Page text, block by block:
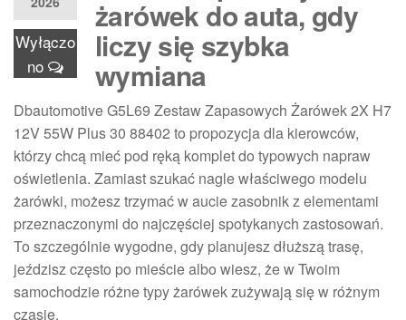
Wyłączo
no
żarówek do auta, gdy
liczy się szybka
wymiana
Dbautomotive G5L69 Zestaw Zapasowych Żarówek 2X H7
12V 55W Plus 30 88402 to propozycja dla kierowców,
którzy chcą mieć pod ręką komplet do typowych napraw
oświetlenia. Zamiast szukać nagle właściwego modelu
żarówki, możesz trzymać w aucie zasobnik z elementami
przeznaczonymi do najczęściej spotykanych zastosowań.
To szczególnie wygodne, gdy planujesz dłuższą trasę,
jeździsz często po mieście albo wiesz, że w Twoim
samochodzie różne typy żarówek zużywają się w różnym
czasie.